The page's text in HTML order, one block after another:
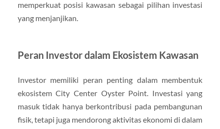
memperkuat posisi kawasan sebagai pilihan investasi
yang menjanjikan.
Peran Investor dalam Ekosistem Kawasan
Investor memiliki peran penting dalam membentuk
ekosistem City Center Oyster Point. Investasi yang
masuk tidak hanya berkontribusi pada pembangunan
fisik, tetapi juga mendorong aktivitas ekonomi di dalam